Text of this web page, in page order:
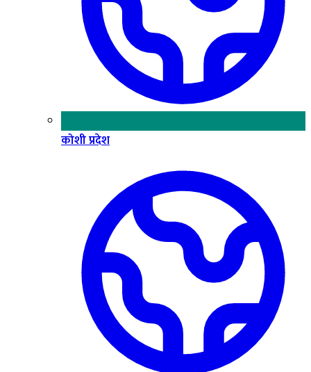
कोशी प्रदेश